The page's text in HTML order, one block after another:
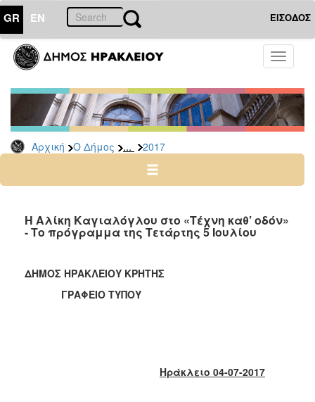
GR EN ΕΙΣΟΔΟΣ
Toggle
Αρχική Ο Δήμος ... 2017
ΔΗΜΟΣ
Δελτία
Τύπου
Αρχείο
2026
2024
2022
2020
2019
Η Αλίκη Καγιαλόγλου στο «Τέχνη καθ’ οδόν»
- Το πρόγραμμα της Τετάρτης 5 Ιουλίου
ΔΗΜΟΣ ΗΡΑΚΛΕΙΟΥ ΚΡΗΤΗΣ
ΓΡΑΦΕΙΟ ΤΥΠΟΥ
Ηράκλειο 04-07-2017